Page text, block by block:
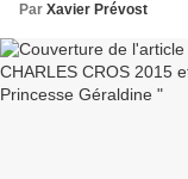
Par Xavier Prévost